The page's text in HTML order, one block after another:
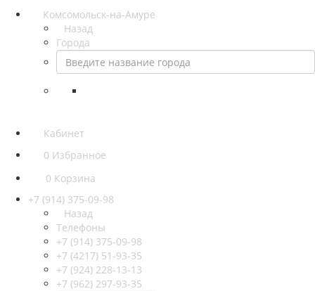
Комсомольск-на-Амуре
Назад
Города
Кабинет
0 Избранное
0 Корзина
+7 (914) 375-09-98
Назад
Телефоны
+7 (914) 375-09-98
+7 (4217) 51-93-35
+7 (924) 228-13-13
+7 (962) 297-93-35